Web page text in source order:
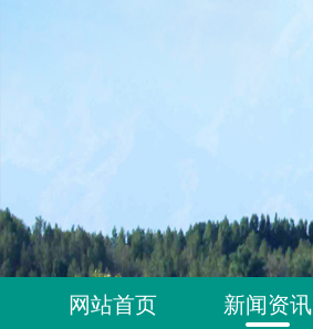
网站首页 新闻资讯